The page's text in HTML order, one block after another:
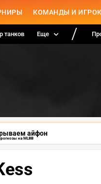
КОМАНДЫ И
танков Еще
айфон
на MLBB